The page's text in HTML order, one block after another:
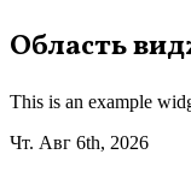
Перейти
к
Область
This is an example
Чт. Авг 6th, 2026